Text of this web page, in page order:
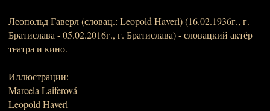
Леопольд Гаверл (словац.: Leopold Haverl) (16.02.1936г., г.
Братислава - 05.02.2016г., г. Братислава) - словацкий актёр
театра и кино.
Иллюстрации:
Marcela Laiferová
Leopold Haverl